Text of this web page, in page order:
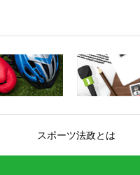
スポーツ法政とは